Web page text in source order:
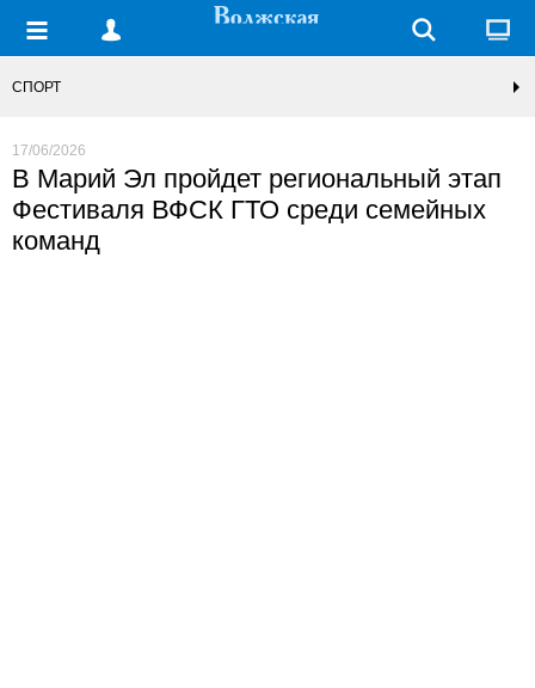
СПОРТ
17/06/2026
В Марий Эл пройдет региональный этап
Фестиваля ВФСК ГТО среди семейных
команд